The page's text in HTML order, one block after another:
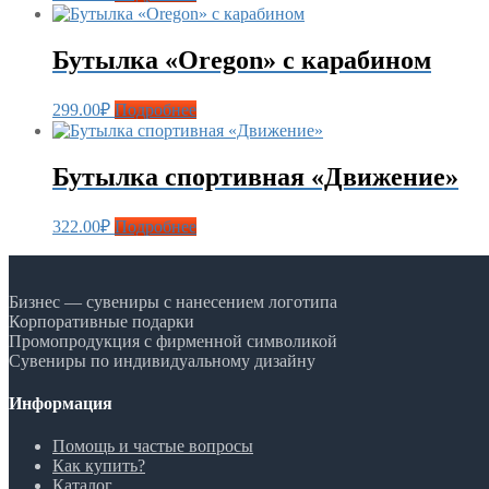
Бутылка «Oregon» с карабином
299.00₽ Подробнее
Бутылка спортивная «Движение»
322.00₽ Подробнее
Бизнес — сувениры с нанесением логотипа
Корпоративные подарки
Промопродукция с фирменной символикой
Сувениры по индивидуальному дизайну
Информация
Помощь и частые вопросы
Как купить?